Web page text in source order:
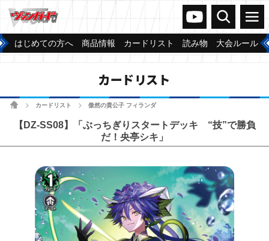
ヴァンガードch
検索 メニュー
はじめての方へ 商品情報 カードリスト 読み物 大会ルール
カードリスト
ホームカードリスト 傲然の貴公子 フィランダ
【DZ-SS08】「ぶっちぎりスタートデッキ “技”で勝負
だ！央亭シキ」